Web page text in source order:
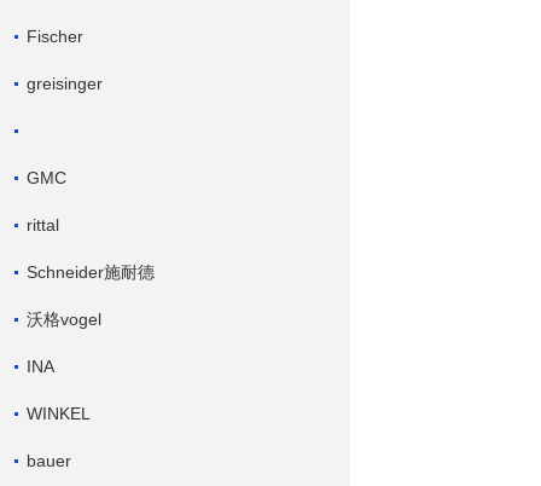
Fischer
greisinger
GMC
rittal
Schneider施耐德
沃格vogel
INA
WINKEL
bauer